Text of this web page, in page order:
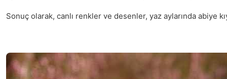
Sonuç olarak, canlı renkler ve desenler, yaz aylarında abiye